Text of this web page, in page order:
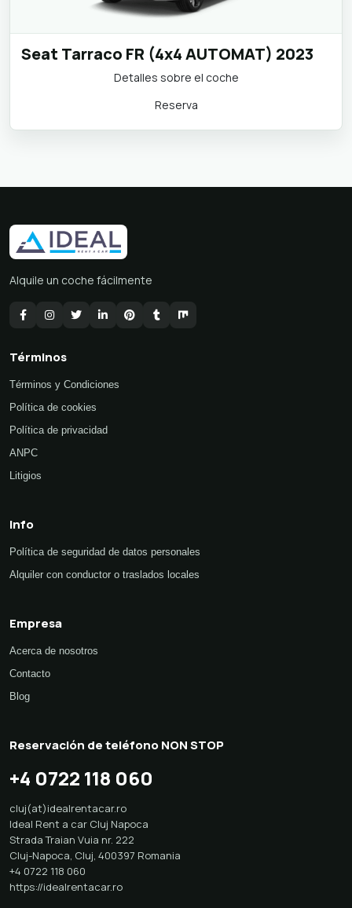
Seat Tarraco FR (4x4 AUTOMAT) 2023
Detalles sobre el coche
Reserva
Alquile un coche fácilmente
Términos
Términos y Condiciones
Política de cookies
Política de privacidad
ANPC
Litigios
Info
Política de seguridad de datos personales
Alquiler con conductor o traslados locales
Empresa
Acerca de nosotros
Contacto
Blog
Reservación de teléfono NON STOP
+4 0722 118 060
cluj(at)idealrentacar.ro
Ideal Rent a car Cluj Napoca
Strada Traian Vuia nr. 222
Cluj-Napoca, Cluj, 400397 Romania
+4 0722 118 060
https://idealrentacar.ro